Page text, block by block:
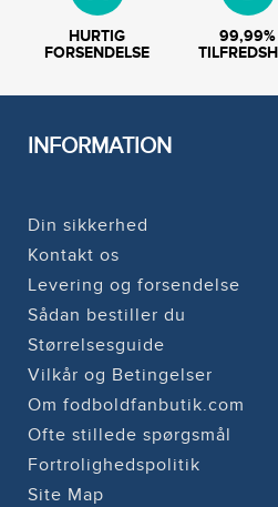
HURTIG
FORSENDELSE
99,99%
INFORMATION
Din sikkerhed
Kontakt os
Levering og forsendelse
Sådan bestiller du
Størrelsesguide
Vilkår og Betingelser
Om fodboldfanbutik.com
Ofte stillede spørgsmål
Fortrolighedspolitik
Site Map